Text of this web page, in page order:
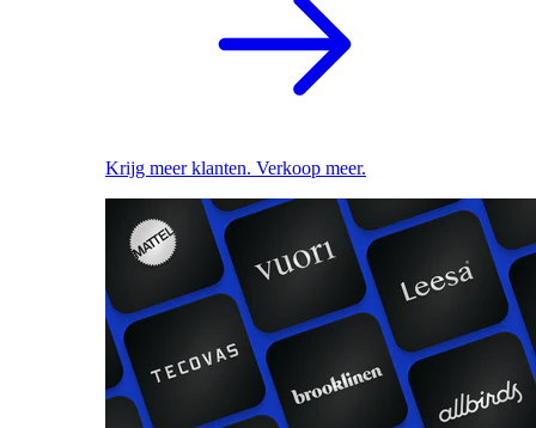
Krijg meer klanten. Verkoop meer.